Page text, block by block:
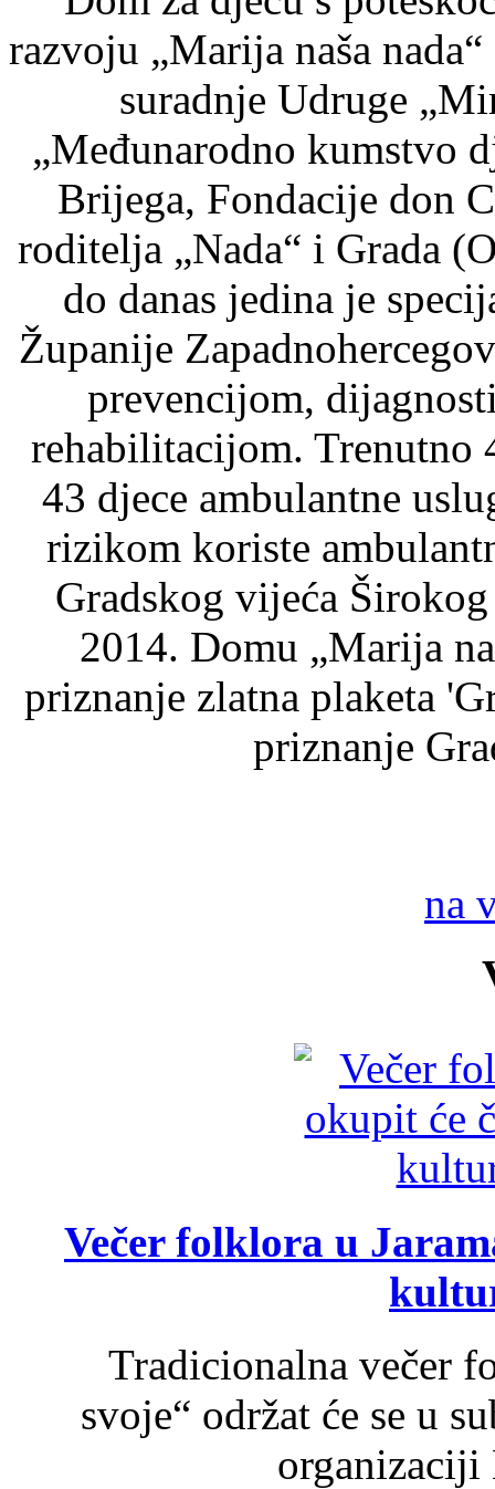
razvoju „Marija naša
suradnje Udruge
„Međunarodno kumstvo
Brijega, Fondacije don
roditelja „Nada“ i Grada
do danas jedina je
Županije
prevencijom,
rehabilitacijom. Trenutno
43 djece ambulantne
rizikom koriste
Gradskog vijeća
2014. Domu „Marija
priznanje zlatna plaketa
priznanje
na
Večer folklora u
Tradicionalna večer
svoje“ održat će se u
organizaciji